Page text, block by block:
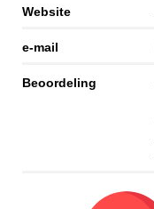
Website
e-mail
Beoordeling